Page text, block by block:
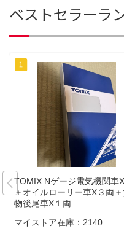
ベストセラーラ
TOMIX Nゲージ電気機関車
＋オイルローリー車X３両
物後尾車X１両
マイストア在庫： 2140